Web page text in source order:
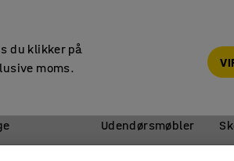
Udendørsmøbler
du klikker på
moms.